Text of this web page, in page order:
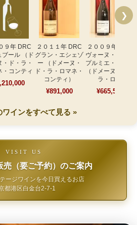
９年 DRC
ブール （ド
・ド・ラ・
・コンティ
２０１１年 DRC
グラン・エシェゾ
ー （ドメーヌ・
ド・ラ・ロマネ・
コンティ）
¥891,000
２００９年 DRC
ヴォーヌ・ロマネ
プルミエ・クリュ
（ドメーヌ・ド・
ラ・ロマ
¥665,500
❯
ワインをすべて見る »
VISIT US
売（要ご予約）のご案内
ージワインを今日買えるお店
都港区白金台2-7-1